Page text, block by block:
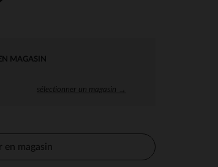
MAGASIN
sélectionner un magasin →
en magasin